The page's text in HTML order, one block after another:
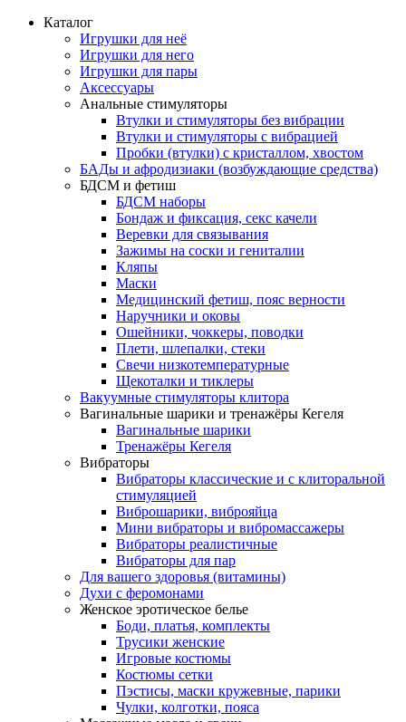
Каталог
Игрушки для неё
Игрушки для него
Игрушки для пары
Аксессуары
Анальные стимуляторы
Втулки и стимуляторы без вибрации
Втулки и стимуляторы с вибрацией
Пробки (втулки) с кристаллом, хвостом
БАДы и афродизиаки (возбуждающие средства)
БДСМ и фетиш
БДСМ наборы
Бондаж и фиксация, секс качели
Веревки для связывания
Зажимы на соски и гениталии
Кляпы
Маски
Медицинский фетиш, пояс верности
Наручники и оковы
Ошейники, чоккеры, поводки
Плети, шлепалки, стеки
Свечи низкотемпературные
Щекоталки и тиклеры
Вакуумные стимуляторы клитора
Вагинальные шарики и тренажёры Кегеля
Вагинальные шарики
Тренажёры Кегеля
Вибраторы
Вибраторы классические и с клиторальной
стимуляцией
Виброшарики, виброяйца
Мини вибраторы и вибромассажеры
Вибраторы реалистичные
Вибраторы для пар
Для вашего здоровья (витамины)
Духи с феромонами
Женское эротическое белье
Боди, платья, комплекты
Трусики женские
Игровые костюмы
Костюмы сетки
Пэстисы, маски кружевные, парики
Чулки, колготки, пояса